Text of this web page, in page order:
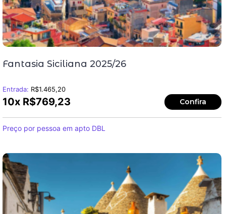
Fantasia Siciliana 2025/26
Entrada: R$1.465,20
10x R$769,23 Confira
Preço por pessoa em apto DBL